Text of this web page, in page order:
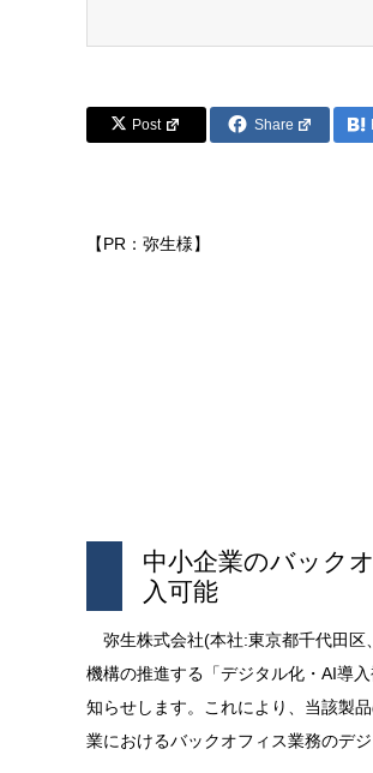
Post Share
【PR：弥生様】
中小企業のバック
入可能
弥生株式会社(本社:東京都千代田区
機構の推進する「デジタル化・AI導
知らせします。これにより、当該製
業におけるバックオフィス業務のデジ